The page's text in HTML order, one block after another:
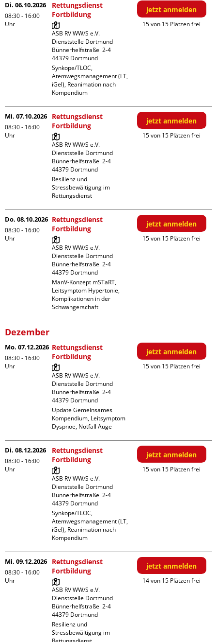
Di. 06.10.2026
08:30 - 16:00
Uhr
Rettungsdienst
Fortbildung
ASB RV WW/S e.V.
Dienststelle Dortmund
Bünnerhelfstraße  2-4
Synkope/TLOC,
Atemwegsmanagement (LT,
iGel), Reanimation nach
Kompendium
jetzt anmelden
15 von 15 Plätzen frei
Mi. 07.10.2026
08:30 - 16:00
Uhr
Rettungsdienst
Fortbildung
ASB RV WW/S e.V.
Dienststelle Dortmund
Bünnerhelfstraße  2-4
Resilienz und
Stressbewältigung im
Rettungsdienst
jetzt anmelden
15 von 15 Plätzen frei
Do. 08.10.2026
08:30 - 16:00
Uhr
Rettungsdienst
Fortbildung
ASB RV WW/S e.V.
Dienststelle Dortmund
Bünnerhelfstraße  2-4
ManV-Konzept mSTaRT,
Leitsymptom Hypertonie,
Komplikationen in der
Schwangerschaft
jetzt anmelden
15 von 15 Plätzen frei
Dezember
Mo. 07.12.2026
08:30 - 16:00
Uhr
Rettungsdienst
Fortbildung
ASB RV WW/S e.V.
Dienststelle Dortmund
Bünnerhelfstraße  2-4
Update Gemeinsames
Kompendium, Leitsymptom
Dyspnoe, Notfall Auge
jetzt anmelden
15 von 15 Plätzen frei
Di. 08.12.2026
08:30 - 16:00
Uhr
Rettungsdienst
Fortbildung
ASB RV WW/S e.V.
Dienststelle Dortmund
Bünnerhelfstraße  2-4
Synkope/TLOC,
Atemwegsmanagement (LT,
iGel), Reanimation nach
Kompendium
jetzt anmelden
15 von 15 Plätzen frei
Mi. 09.12.2026
08:30 - 16:00
Uhr
Rettungsdienst
Fortbildung
ASB RV WW/S e.V.
Dienststelle Dortmund
Bünnerhelfstraße  2-4
Resilienz und
Stressbewältigung im
jetzt anmelden
14 von 15 Plätzen frei